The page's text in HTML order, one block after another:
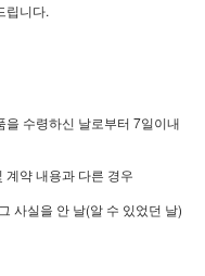
립니다.
을 수령하신 날로부터 7일이내
계약 내용과 다른 경우
사실을 안 날(알 수 있었던 날)